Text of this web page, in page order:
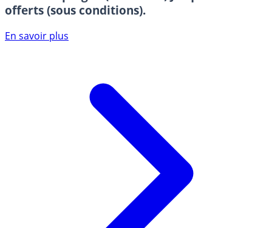
offerts (sous conditions).
En savoir plus